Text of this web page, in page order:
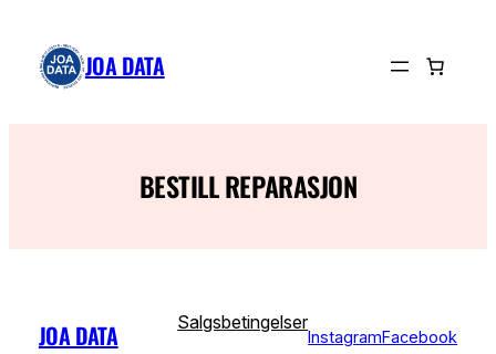
innhold
JOA DATA
BESTILL REPARASJON
JOA DATA Salgsbetingelser
InstagramFacebook